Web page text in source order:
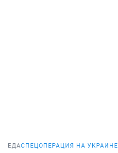
ЕДАСПЕЦОПЕРАЦИЯ НА УКРАИНЕ